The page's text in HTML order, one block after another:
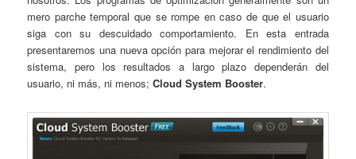
mero parche temporal que se rompe en caso de que el usuario
siga con su descuidado comportamiento. En esta entrada
presentaremos una nueva opción para mejorar el rendimiento del
sistema, pero los resultados a largo plazo dependerán del
usuario, ni más, ni menos;Cloud System Booster.